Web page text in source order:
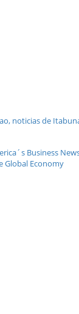
noticias de
Business
Global Economy